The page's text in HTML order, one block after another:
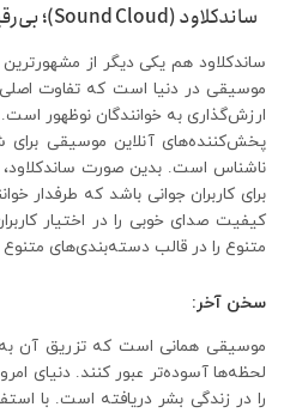
ساندکلاود (Sound Cloud)؛ بی‌رقیب در نوآوری
ساندکلاود هم یکی دیگر از
موسیقی در دنیا است که تفاوت اصلی
ارزش‌گذاری به خوانندگان نوظهور است.
پخش‌کننده‌های آنلاین موسیقی برای
ناشناس است. بدین صورت
برای کاربران جوانی باشد که طرفدار
کیفیت صدای خوبی را در اختیار
متنوع را در قالب دسته‌بندی‌های
سخن آخر:
موسیقی همانی است که تزریق آن
لحظه‌ها آسوده‌تر عبور کنند. دنیای
را در زندگی بشر دریافته است. با